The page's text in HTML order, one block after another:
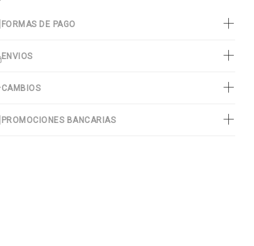
FORMAS DE PAGO
ENVIOS
CAMBIOS
PROMOCIONES BANCARIAS